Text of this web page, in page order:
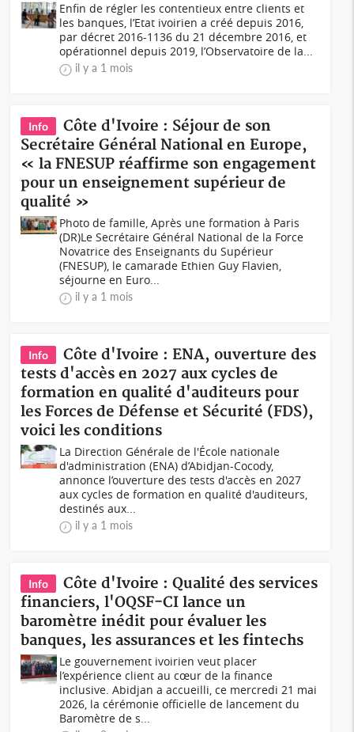
Enfin de régler les contentieux entre clients et
les banques, l’Etat ivoirien a créé depuis 2016,
par décret 2016-1136 du 21 décembre 2016, et
opérationnel depuis 2019, l’Observatoire de la...
il y a 1 mois
Info
Côte d'Ivoire : Séjour de son
Secrétaire Général National en Europe,
« la FNESUP réaffirme son engagement
pour un enseignement supérieur de
qualité »
Photo de famille, Après une formation à Paris
(DR)Le Secrétaire Général National de la Force
Novatrice des Enseignants du Supérieur
(FNESUP), le camarade Ethien Guy Flavien,
séjourne en Euro...
il y a 1 mois
Info
Côte d'Ivoire : ENA, ouverture des
tests d'accès en 2027 aux cycles de
formation en qualité d'auditeurs pour
les Forces de Défense et Sécurité (FDS),
voici les conditions
La Direction Générale de l'École nationale
d'administration (ENA) d’Abidjan-Cocody,
annonce l’ouverture des tests d'accès en 2027
aux cycles de formation en qualité d'auditeurs,
destinés aux...
il y a 1 mois
Info
Côte d'Ivoire : Qualité des services
financiers, l'OQSF-CI lance un
baromètre inédit pour évaluer les
banques, les assurances et les fintechs
Le gouvernement ivoirien veut placer
l’expérience client au cœur de la finance
inclusive. Abidjan a accueilli, ce mercredi 21 mai
2026, la cérémonie officielle de lancement du
Baromètre de s...